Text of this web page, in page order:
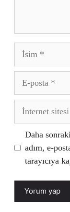
İsim
posta
İnternet
Daha
adım, e-
tarayıcıya